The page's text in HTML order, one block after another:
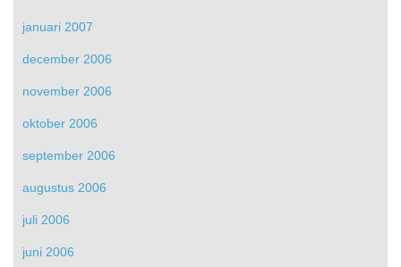
januari 2007
december 2006
november 2006
oktober 2006
september 2006
augustus 2006
juli 2006
juni 2006